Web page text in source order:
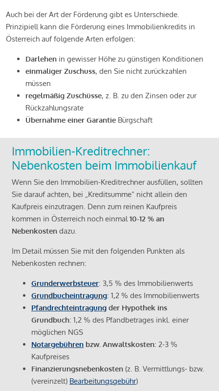
Auch bei der Art der Förderung gibt es Unterschiede.
Prinzipiell kann die Förderung eines Immobilienkredits in
Österreich auf folgende Arten erfolgen:
Darlehen in gewisser Höhe zu günstigen Konditionen
einmaliger Zuschuss, den Sie nicht zurückzahlen
müssen
regelmäßig Zuschüsse, z. B. zu den Zinsen oder zur
Rückzahlungsrate
Übernahme einer Garantie Bürgschaft
Immobilien-Kreditrechner:
Nebenkosten beim Immobilienkauf
Wenn Sie den Immobilien-Kreditrechner ausfüllen, sollten
Sie darauf achten, bei „Kreditsumme“ nicht allein den
Kaufpreis einzutragen. Denn zum reinen Kaufpreis
kommen in Österreich noch einmal10-12 % an
Nebenkosten dazu.
Im Detail müssen Sie mit den folgenden Punkten als
Nebenkosten rechnen:
Grunderwerbsteuer: 3,5 % des Immobilienwerts
Grundbucheintragung: 1,2 % des Immobilienwerts
Pfandrechteintragung der Hypothek ins
Grundbuch: 1,2 % des Pfandbetrages inkl. einer
möglichen NGS
Notargebühren bzw. Anwaltskosten: 2-3 %
Kaufpreises
Finanzierungsnebenkosten (z. B. Vermittlungs- bzw.
(vereinzelt) Bearbeitungsgebühr)